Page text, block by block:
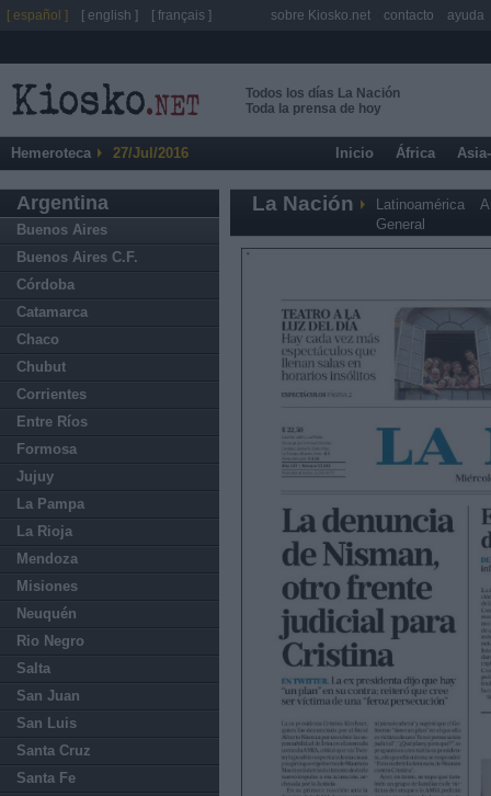
Todos los días La Nación
Toda la prensa de hoy
Hemeroteca 27/Jul/2016 Inicio África
Argentina
Buenos Aires
Buenos Aires C.F.
Córdoba
Catamarca
Chaco
Chubut
Corrientes
Entre Ríos
Formosa
Jujuy
La Pampa
La Rioja
Mendoza
Misiones
Neuquén
Rio Negro
Salta
San Juan
San Luis
Santa Cruz
Santa Fe
La Nación Latinoamérica
General
[ español ] [ english ] [ français ] sobre Kiosko.net contacto ayuda